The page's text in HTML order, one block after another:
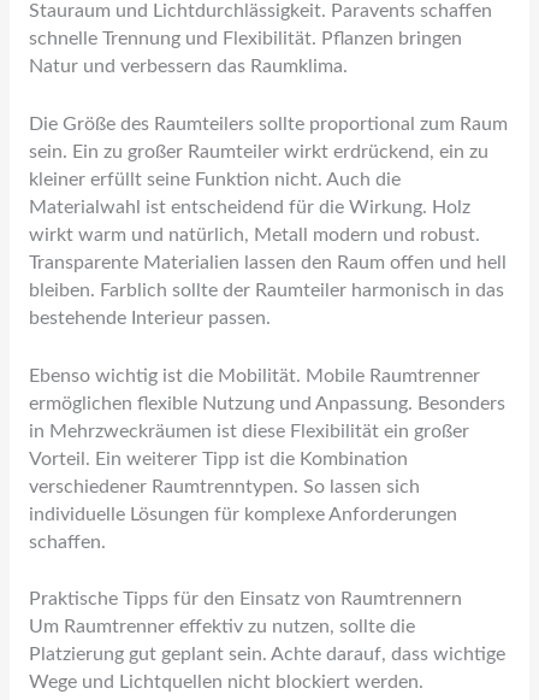
Stauraum und Lichtdurchlässigkeit. Paravents schaffen
schnelle Trennung und Flexibilität. Pflanzen bringen
Natur und verbessern das Raumklima.
Die Größe des Raumteilers sollte proportional zum Raum
sein. Ein zu großer Raumteiler wirkt erdrückend, ein zu
kleiner erfüllt seine Funktion nicht. Auch die
Materialwahl ist entscheidend für die Wirkung. Holz
wirkt warm und natürlich, Metall modern und robust.
Transparente Materialien lassen den Raum offen und hell
bleiben. Farblich sollte der Raumteiler harmonisch in das
bestehende Interieur passen.
Ebenso wichtig ist die Mobilität. Mobile Raumtrenner
ermöglichen flexible Nutzung und Anpassung. Besonders
in Mehrzweckräumen ist diese Flexibilität ein großer
Vorteil. Ein weiterer Tipp ist die Kombination
verschiedener Raumtrenntypen. So lassen sich
individuelle Lösungen für komplexe Anforderungen
schaffen.
Praktische Tipps für den Einsatz von Raumtrennern
Um Raumtrenner effektiv zu nutzen, sollte die
Platzierung gut geplant sein. Achte darauf, dass wichtige
Wege und Lichtquellen nicht blockiert werden.